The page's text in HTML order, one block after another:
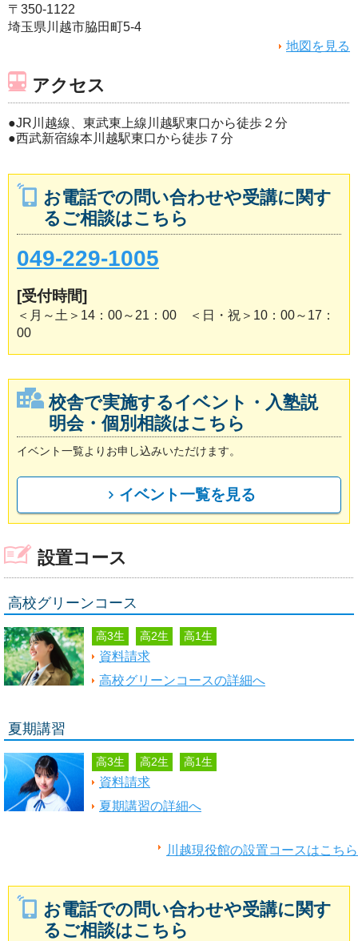
〒350-1122
埼玉県川越市脇田町5-4
地図を見る
アクセス
●JR川越線、東武東上線川越駅東口から徒歩２分
●西武新宿線本川越駅東口から徒歩７分
お電話での問い合わせや受講に関す
るご相談はこちら
049-229-1005
[受付時間]
＜月～土＞14：00～21：00 ＜日・祝＞10：00～17：
00
校舎で実施するイベント・入塾説
明会・個別相談はこちら
イベント一覧よりお申し込みいただけます。
イベント一覧を見る
設置コース
川越現役館の設置コースはこちら
高校グリーンコース
高3生 高2生 高1生
資料請求
高校グリーンコースの詳細へ
夏期講習
高3生 高2生 高1生
資料請求
夏期講習の詳細へ
お電話での問い合わせや受講に関す
るご相談はこちら